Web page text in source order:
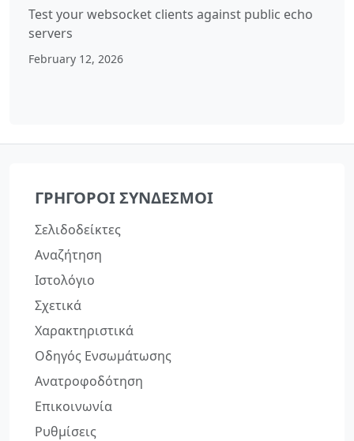
Test your websocket clients against public echo
servers
February 12, 2026
ΓΡΉΓΟΡΟΙ ΣΎΝΔΕΣΜΟΙ
Σελιδοδείκτες
Αναζήτηση
Ιστολόγιο
Σχετικά
Χαρακτηριστικά
Οδηγός Ενσωμάτωσης
Ανατροφοδότηση
Επικοινωνία
Ρυθμίσεις